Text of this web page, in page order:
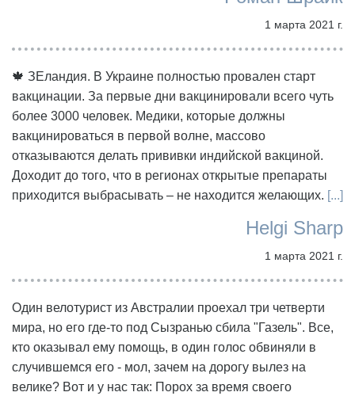
1 марта 2021 г.
🍁 ЗЕландия. В Украине полностью провален старт
вакцинации. За первые дни вакцинировали всего чуть
более 3000 человек. Медики, которые должны
вакцинироваться в первой волне, массово
отказываются делать прививки индийской вакциной.
Доходит до того, что в регионах открытые препараты
приходится выбрасывать – не находится желающих. [...]
Helgi Sharp
1 марта 2021 г.
Один велотурист из Австралии проехал три четверти
мира, но его где-то под Сызранью сбила "Газель". Все,
кто оказывал ему помощь, в один голос обвиняли в
случившемся его - мол, зачем на дорогу вылез на
велике? Вот и у нас так: Порох за время своего